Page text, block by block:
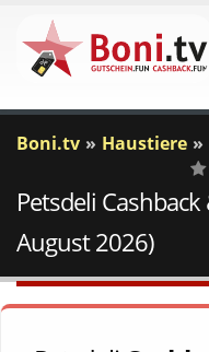
Boni.tv Haustiere
0
Petsdeli
August 2026)